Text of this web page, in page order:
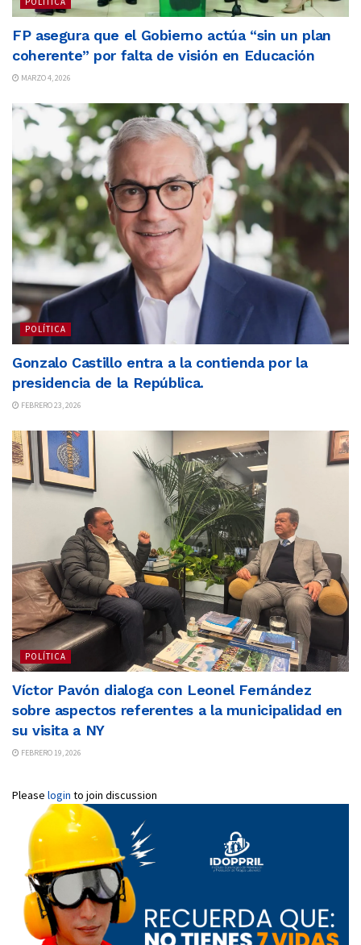
FP asegura que el Gobierno actúa “sin un plan
coherente” por falta de visión en Educación
MARZO 4, 2026
POLÍTICA
Gonzalo Castillo entra a la contienda por la
presidencia de la República.
FEBRERO 23, 2026
POLÍTICA
Víctor Pavón dialoga con Leonel Fernández
sobre aspectos referentes a la municipalidad en
su visita a NY
FEBRERO 19, 2026
Please login to join discussion